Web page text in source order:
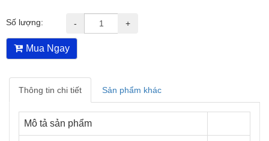
Số lượng: - +
Mua Ngay
Thông tin chi tiết Sản phẩm khác
Mô tả sản phẩm